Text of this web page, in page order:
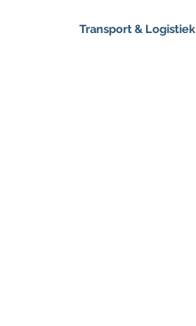
Transport & Logistiek